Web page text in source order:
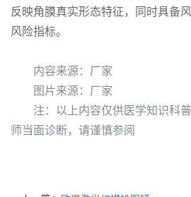
反映角膜真实形态特征，同时具备
风险指标。
内容来源：厂家
图片来源：厂家
注：以上内容仅供医学知识科普
师当面诊断，请谨慎参阅